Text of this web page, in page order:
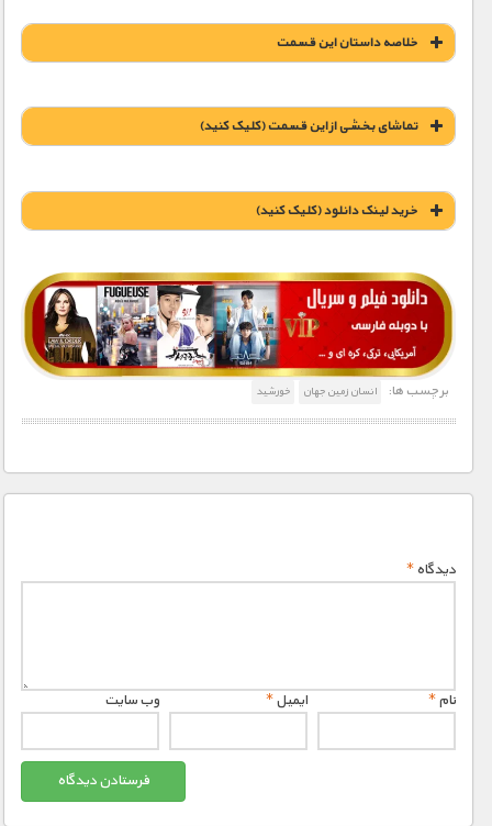
خلاصه داستان این قسمت
تماشای بخشی از این قسمت (کلیک کنید)
خريد لينک دانلود (کليک کنيد)
1900 تومان – خريد لينک دانلود (افزودن به سبد خريد)
برچسب ها: انسان زمین جهان خورشید
دیدگاه*
نام* ایمیل* وب‌ سایت